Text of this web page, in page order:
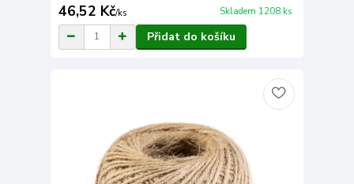
46,52 Kč/ks Skladem 1208 ks
Přidat do košíku